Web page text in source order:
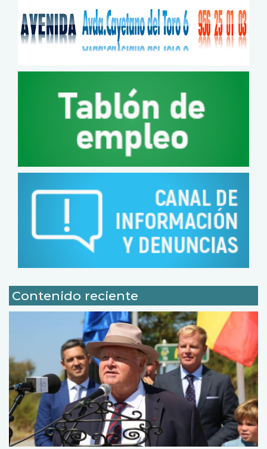
Contenido reciente